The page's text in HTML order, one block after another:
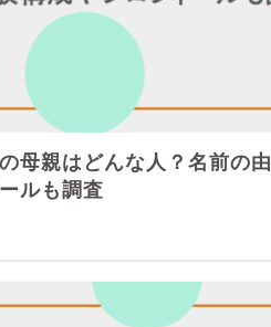
母親はどんな人？名前の
ルも調査